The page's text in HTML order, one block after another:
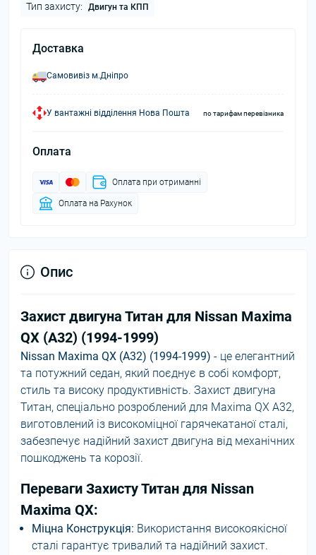
Тип захисту: Двигун та КПП
Доставка
Самовивіз м.Дніпро
У вантажні відділення Нова Пошта по тарифам перевізника
Оплата
Оплата при отриманні
Оплата на Рахунок
Опис
Захист двигуна Титан для Nissan Maxima
QX (A32) (1994-1999)
Nissan Maxima QX (A32) (1994-1999) - це елегантний
та потужний седан, який поєднує в собі комфорт,
стиль та високу продуктивність. Захист двигуна
Титан, спеціально розроблений для Maxima QX A32,
виготовлений із високоміцної гарячекатаної сталі,
забезпечує надійний захист двигуна від механічних
пошкоджень та корозії.
Переваги Захисту Титан для Nissan
Maxima QX:
Міцна Конструкція: Використання високоякісної
сталі гарантує тривалий та надійний захист.